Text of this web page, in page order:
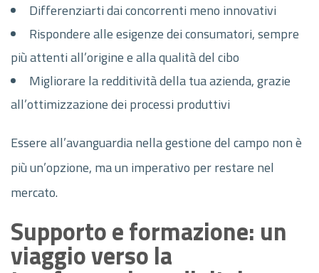
Differenziarti dai concorrenti meno innovativi
Rispondere alle esigenze dei consumatori, sempre
più attenti all’origine e alla qualità del cibo
Migliorare la redditività della tua azienda, grazie
all’ottimizzazione dei processi produttivi
Essere all’avanguardia nella gestione del campo non è
più un’opzione, ma un imperativo per restare nel
mercato.
Supporto e formazione: un
viaggio verso la